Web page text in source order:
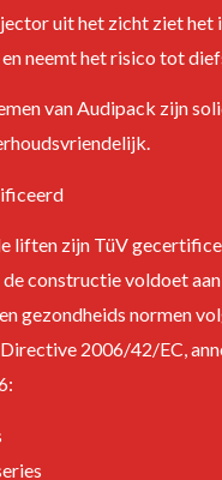
uit het zicht ziet het
neemt het risico tot
van Audipack zijn
liften zijn TüV
constructie voldoet aan
gezondheids normen
2006/42/EC,